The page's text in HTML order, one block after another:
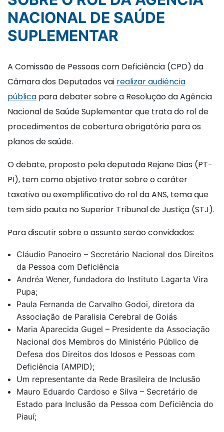
NACIONAL DE SAÚDE
SUPLEMENTAR
A Comissão de Pessoas com Deficiência (CPD) da
Câmara dos Deputados vai realizar audiência
pública para debater sobre a Resolução da Agência
Nacional de Saúde Suplementar que trata do rol de
procedimentos de cobertura obrigatória para os
planos de saúde.
O debate, proposto pela deputada Rejane Dias (PT-
PI), tem como objetivo tratar sobre o caráter
taxativo ou exemplificativo do rol da ANS, tema que
tem sido pauta no Superior Tribunal de Justiça (STJ).
Para discutir sobre o assunto serão convidados:
Cláudio Panoeiro – Secretário Nacional dos Direitos
da Pessoa com Deficiência
Andréa Wener, fundadora do Instituto Lagarta Vira
Pupa;
Paula Fernanda de Carvalho Godoi, diretora da
Associação de Paralisia Cerebral de Goiás
Maria Aparecida Gugel – Presidente da Associação
Nacional dos Membros do Ministério Público de
Defesa dos Direitos dos Idosos e Pessoas com
Deficiência (AMPID);
Um representante da Rede Brasileira de Inclusão
Mauro Eduardo Cardoso e Silva – Secretário de
Estado para Inclusão da Pessoa com Deficiência do
Piauí;